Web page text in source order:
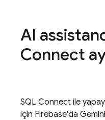
AI
Connect
SQL Connect ile
için Firebase'da